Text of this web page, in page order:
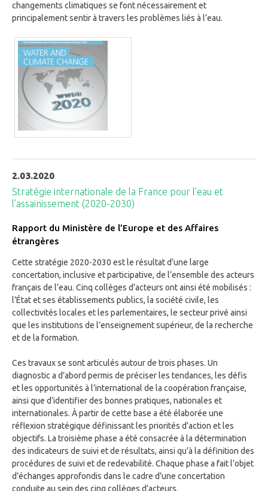
changements climatiques se font nécessairement et
principalement sentir à travers les problèmes liés à l’eau.
2.03.2020
Stratégie internationale de la France pour l’eau et
l’assainissement (2020-2030)
Rapport du Ministère de l’Europe et des Affaires
étrangères
Cette stratégie 2020-2030 est le résultat d’une large
concertation, inclusive et participative, de l’ensemble des acteurs
français de l’eau. Cinq collèges d’acteurs ont ainsi été mobilisés :
l’État et ses établissements publics, la société civile, les
collectivités locales et les parlementaires, le secteur privé ainsi
que les institutions de l’enseignement supérieur, de la recherche
et de la formation.
Ces travaux se sont articulés autour de trois phases. Un
diagnostic a d’abord permis de préciser les tendances, les défis
et les opportunités à l’international de la coopération française,
ainsi que d’identifier des bonnes pratiques, nationales et
internationales. À partir de cette base a été élaborée une
réflexion stratégique définissant les priorités d’action et les
objectifs. La troisième phase a été consacrée à la détermination
des indicateurs de suivi et de résultats, ainsi qu’à la définition des
procédures de suivi et de redevabilité. Chaque phase a fait l’objet
d’échanges approfondis dans le cadre d’une concertation
conduite au sein des cinq collèges d’acteurs.